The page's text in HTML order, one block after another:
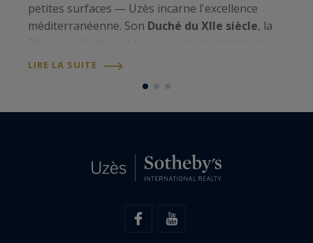
petites surfaces — Uzès incarne l'excellence
méditerranéenne. Son Duché du XIIe siècle, la
Pont du Gard UNESCO
LIRE LA SUITE